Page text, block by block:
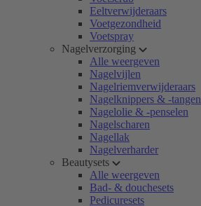
Eeltverwijderaars
Voetgezondheid
Voetspray
Nagelverzorging
Alle weergeven
Nagelvijlen
Nagelriemverwijderaars
Nagelknippers & -tangen
Nagelolie & -penselen
Nagelscharen
Nagellak
Nagelverharder
Beautysets
Alle weergeven
Bad- & douchesets
Pedicuresets